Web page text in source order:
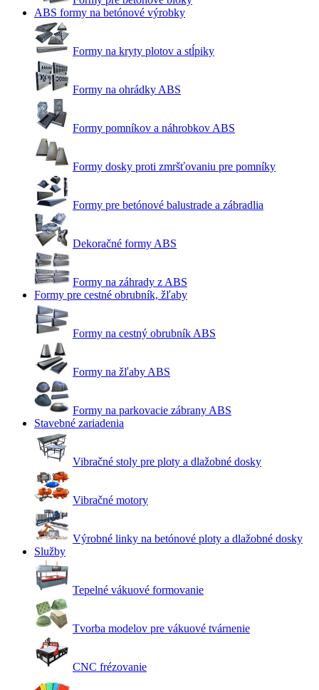
ABS formy na betónové výrobky
Formy na kryty plotov a stĺpiky
Formy na ohrádky ABS
Formy pomníkov a náhrobkov ABS
Formy dosky proti zmršťovaniu pre pomníky
Formy pre betónové balustrade a zábradlia
Dekoračné formy ABS
Formy na záhrady z ABS
Formy pre cestné obrubník, žľaby
Formy na cestný obrubník ABS
Formy na žľaby ABS
Formy na parkovacie zábrany ABS
Stavebné zariadenia
Vibračné stoly pre ploty a dlažobné dosky
Vibračné motory
Výrobné linky na betónové ploty a dlažobné dosky
Služby
Tepelné vákuové formovanie
Tvorba modelov pre vákuové tvárnenie
CNC frézovanie